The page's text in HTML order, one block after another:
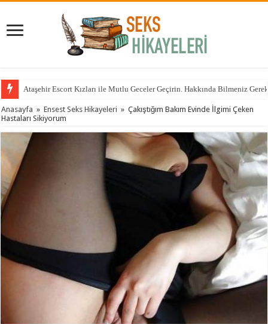
Ataşehir Escort Kızları ile Mutlu Geceler Geçirin. Hakkında Bilmeniz
Anasayfa » Ensest Seks Hikayeleri » Çakıştığım Bakım Evinde İlgimi Çeken
Hastaları Sikiyorum